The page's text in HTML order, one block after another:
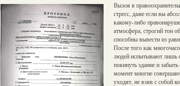
Вызов в
стресс, даже если вы
какому-либо
атмосфера, строгий тон
способны вывести из
После того как
людей испытывают лишь
покинуть здание и
момент многие
уходят, не взяв с собой